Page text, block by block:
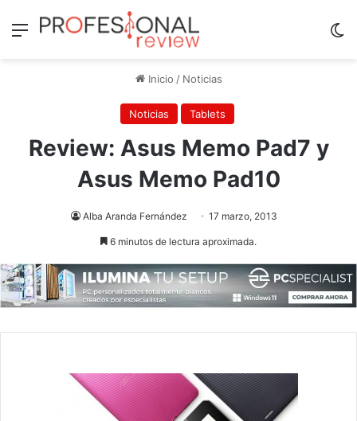
Menú
Inicio / Noticias
Noticias Tablets
Review: Asus Memo Pad7 y
Asus Memo Pad10
Alba Aranda Fernández 17 marzo, 2013
6 minutos de lectura aproximada.